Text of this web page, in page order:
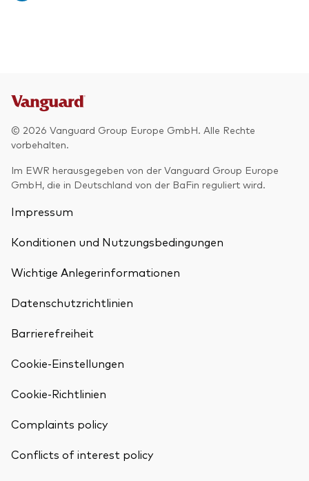
© 2026 Vanguard Group Europe GmbH. Alle Rechte
vorbehalten.
Im EWR herausgegeben von der Vanguard Group Europe
GmbH, die in Deutschland von der BaFin reguliert wird.
Impressum
Konditionen und Nutzungsbedingungen
Wichtige Anlegerinformationen
Datenschutzrichtlinien
Barrierefreiheit
Cookie-Einstellungen
Cookie-Richtlinien
Complaints policy
Conflicts of interest policy